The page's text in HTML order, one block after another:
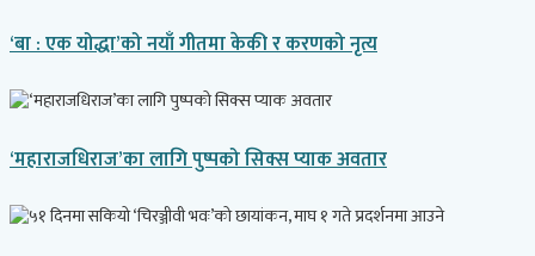
‘बा : एक योद्धा’को नयाँ गीतमा केकी र करणको नृत्य
‘महाराजधिराज’का लागि पुष्पको सिक्स प्याक अवतार